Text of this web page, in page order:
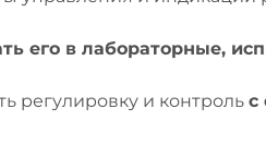
его в лабораторные,
регулировку и контроль с